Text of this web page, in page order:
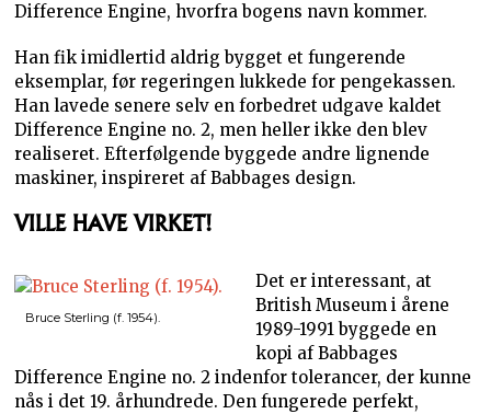
Difference Engine, hvorfra bogens navn kommer.
Han fik imidlertid aldrig bygget et fungerende
eksemplar, før regeringen lukkede for pengekassen.
Han lavede senere selv en forbedret udgave kaldet
Difference Engine no. 2, men heller ikke den blev
realiseret. Efterfølgende byggede andre lignende
maskiner, inspireret af Babbages design.
VILLE HAVE VIRKET!
Bruce Sterling (f. 1954).
Det er interessant, at
British Museum i årene
1989-1991 byggede en
kopi af Babbages
Difference Engine no. 2 indenfor tolerancer, der kunne
nås i det 19. århundrede. Den fungerede perfekt,